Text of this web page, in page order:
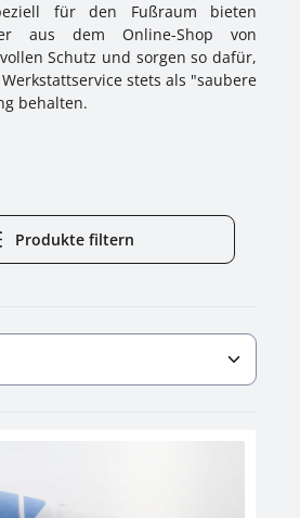
für den Fußraum bieten
aus dem Online-Shop von
Schutz und sorgen so dafür,
stets als "saubere
behalten.
Produkte filtern